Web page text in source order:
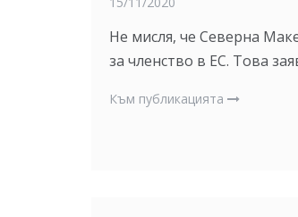
Не мисля, че Северна
за членство в ЕС. Това
Към публикацията